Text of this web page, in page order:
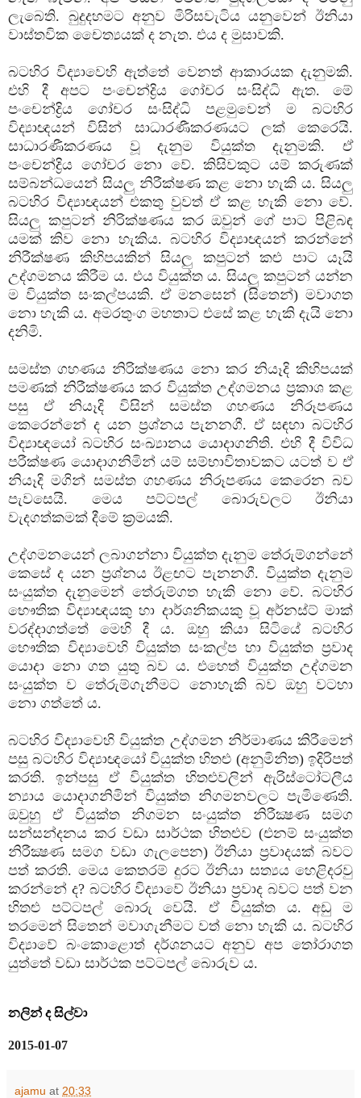
ලැබෙති. බුදුදහමට අනුව මිරිසවැටිය යනුවෙන් ඊනියා
වාස්‌තවික චෛත්‍යයක්‌ ද නැත. එය ද මුසාවකි.
බටහිර විද්‍යාවෙහි ඇත්තේ වෙනත් ආකාරයක දැනුමකි.
එහි දී අපට පංචෙන්ද්‍රිය ගෝචර සංසිද්ධි ඇත. මේ
පංචෙන්ද්‍රිය ගෝචර සංසිද්ධි පළමුවෙන් ම බටහිර
විද්‍යාඥයන් විසින් සාධාරණීකරණයට ලක්‌ කෙරෙයි.
සාධාරණීකරණය වූ දැනුම වියුක්‌ත දැනුමකි. ඒ
පංචෙන්ද්‍රිය ගෝචර නො වේ. කිසිවකුට යම් කරුණක්‌
සම්බන්ධයෙන් සියලු නිරීක්‌ෂණ කළ නො හැකි ය. සියලු
බටහිර විද්‍යාඥයන් එකතු වුවත් ඒ කළ හැකි නො වේ.
සියලු කපුටන් නිරික්‌ෂණය කර ඔවුන් ගේ පාට පිළිබඳ
යමක්‌ කිව නො හැකිය. බටහිර විද්‍යාඥයන් කරන්නේ
නිරීක්‌ෂණ කිහිපයකින් සියලු කපුටන් කළු පාට යෑයි
උද්ගමනය කිරීම ය. එය වියුක්‌ත ය. සියලු කපුටන් යන්න
ම වියුක්‌ත සංකල්පයකි. ඒ මනසෙන් (සිතෙන්) මවාගත
නො හැකි ය. අමරතුංග මහතාට එසේ කළ හැකි දැයි නො
දනිමි.
සමස්‌ත ගහණය නිරික්‌ෂණය නො කර නියෑදි කිහිපයක්‌
පමණක්‌ නිරීක්‌ෂණය කර වියුක්‌ත උද්ගමනය ප්‍රකාශ කළ
පසු ඒ නියෑදි විසින් සමස්‌ත ගහණය නිරූපණය
කෙරෙන්නේ ද යන ප්‍රශ්නය පැනනගී. ඒ සඳහා බටහිර
විද්‍යාඥයෝ බටහිර සංඛ්‍යානය යොදාගනිති. එහි දී විවිධ
පරීක්‌ෂණ යොදාගනිමින් යම් සම්භාවිතාවකට යටත් ව ඒ
නියෑදි මගින් සමස්‌ත ගහණය නිරූපණය කෙරෙන බව
පැවසෙයි. මෙය පට්‌ටපල් බොරුවලට ඊනියා
වැදගත්කමක්‌ දීමේ ක්‍රමයකි.
උද්ගමනයෙන් ලබාගන්නා වියුක්‌ත දැනුම තේරුම්ගන්නේ
කෙසේ ද යන ප්‍රශ්නය ඊළඟට පැනනගී. වියුක්‌ත දැනුම
සංයුක්‌ත දැනුමෙන් තේරුම්ගත හැකි නො වේ. බටහිර
භෞතික විද්‍යාඥයකු හා දාර්ශනිකයකු වූ අර්නස්‌ට්‌ මාක්‌
වරද්දාගත්තේ මෙහි දී ය. ඔහු කියා සිටියේ බටහිර
භෞතික විද්‍යාවෙහි වියුක්‌ත සංකල්ප හා වියුක්‌ත ප්‍රවාද
යොදා නො ගත යුතු බව ය. එහෙත් වියුක්‌ත උද්ගමන
සංයුක්‌ත ව තේරුම්ගැනීමට නොහැකි බව ඔහු වටහා
නො ගත්තේ ය.
බටහිර විද්‍යාවෙහි වියුක්‌ත උද්ගමන නිර්මාණය කිරීමෙන්
පසු බටහිර විද්‍යාඥයෝ වියුක්‌ත හිතළු (අනුමිනිත) ඉදිරිපත්
කරති. ඉන්පසු ඒ වියුක්‌ත හිතළුවලින් ඇරිස්‌ටෝටලීය
න්‍යාය යොදාගනිමින් වියුක්‌ත නිගමනවලට පැමිණෙති.
ඔවුහු ඒ වියුක්‌ත නිගමන සංයුක්‌ත නිරීක්‍ෂණ සමග
සන්සන්දනය කර වඩා සාර්ථක හිතළුව (එනම් සංයුක්‌ත
නිරීක්‍ෂණ සමග වඩා ගැලපෙන) ඊනියා ප්‍රවාදයක්‌ බවට
පත් කරති. මෙය කෙතරම් දුරට ඊනියා සත්‍යය හෙළිදරවු
කරන්නේ ද? බටහිර විද්‍යාවේ ඊනියා ප්‍රවාද බවට පත් වන
හිතළු පට්‌ටපල් බොරු වෙයි. ඒ වියුක්‌ත ය. අඩු ම
තරමෙන් සිතෙන් මවාගැනීමට වත් නො හැකි ය. බටහිර
විද්‍යාවේ බංකොළොත් දර්ශනයට අනුව අප තෝරාගත
යුත්තේ වඩා සාර්ථක පට්‌ටපල් බොරුව ය.
නලින් ද සිල්වා
2015-01-07
ajamu at 20:33